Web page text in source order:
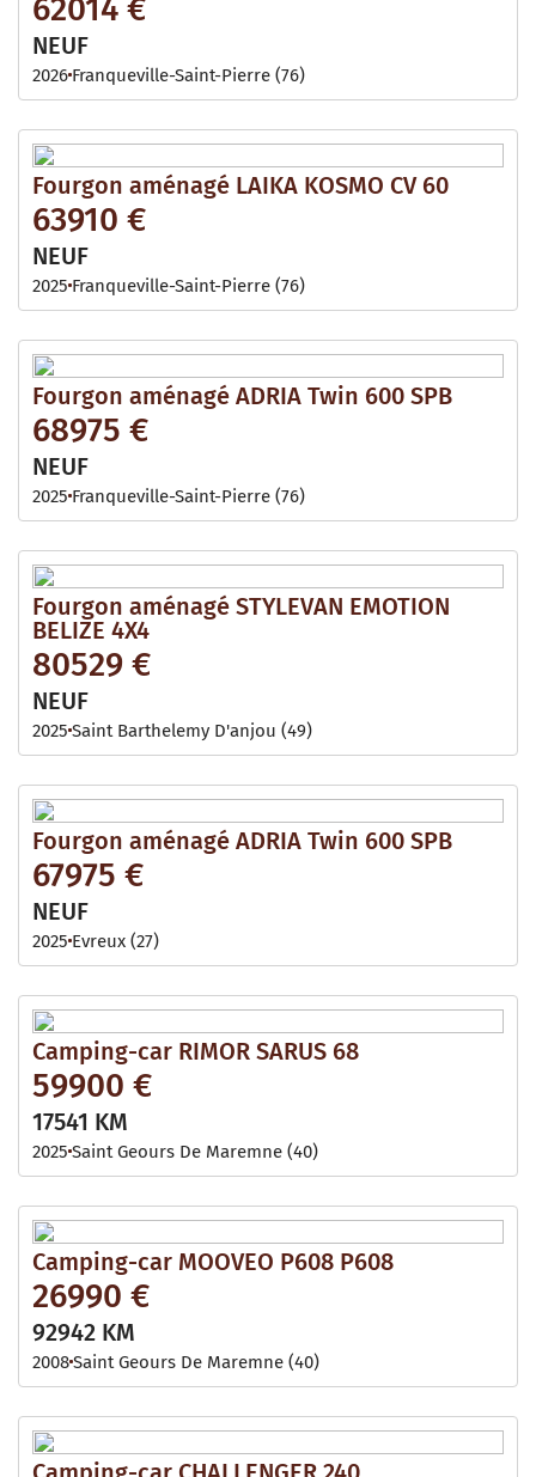
62014 €
NEUF
2026 Franqueville-Saint-Pierre (76)
Fourgon aménagé LAIKA KOSMO CV 60
63910 €
NEUF
2025 Franqueville-Saint-Pierre (76)
Fourgon aménagé ADRIA Twin 600 SPB
68975 €
NEUF
2025 Franqueville-Saint-Pierre (76)
Fourgon aménagé STYLEVAN EMOTION
BELIZE 4X4
80529 €
NEUF
2025 Saint Barthelemy D'anjou (49)
Fourgon aménagé ADRIA Twin 600 SPB
67975 €
NEUF
2025 Evreux (27)
Camping-car RIMOR SARUS 68
59900 €
17541 KM
2025 Saint Geours De Maremne (40)
Camping-car MOOVEO P608 P608
26990 €
92942 KM
2008Saint Geours De Maremne (40)